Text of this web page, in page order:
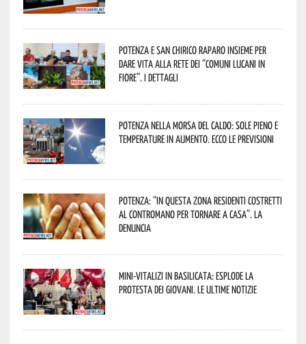
Potenza e San Chirico Raparo insieme per
dare vita alla rete dei “Comuni Lucani in
Fiore”. I dettagli
Potenza nella morsa del caldo: sole pieno e
temperature in aumento. Ecco le previsioni
Potenza: “In questa zona residenti costretti
al contromano per tornare a casa”. La
denuncia
Mini-vitalizi in Basilicata: esplode la
protesta dei giovani. Le ultime notizie